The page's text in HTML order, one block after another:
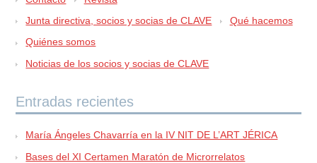
Junta directiva, socios y socias de CLAVE
Qué hacemos
Quiénes somos
Noticias de los socios y socias de CLAVE
Entradas recientes
María Ángeles Chavarría en la IV NIT DE L’ART JÉRICA
Bases del XI Certamen Maratón de Microrrelatos